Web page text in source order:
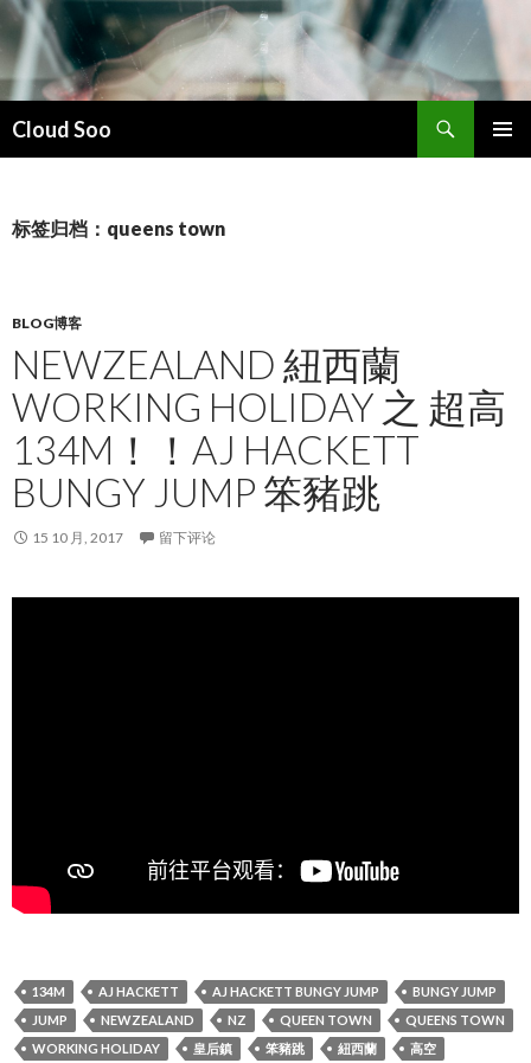
Cloud Soo
索
文
标签归档：queens town
BLOG博客
NEWZEALAND 紐西蘭
WORKING HOLIDAY 之 超高
134M！！AJ HACKETT
BUNGY JUMP 笨豬跳
15 10 月, 2017 留下评论
134M AJ HACKETT AJ HACKETT BUNGY JUMP
BUNGY JUMP
JUMP
NEWZEALAND NZ QUEEN TOWN
QUEENS TOWN
WORKING HOLIDAY
皇后鎮 笨豬跳 紐西蘭
高空